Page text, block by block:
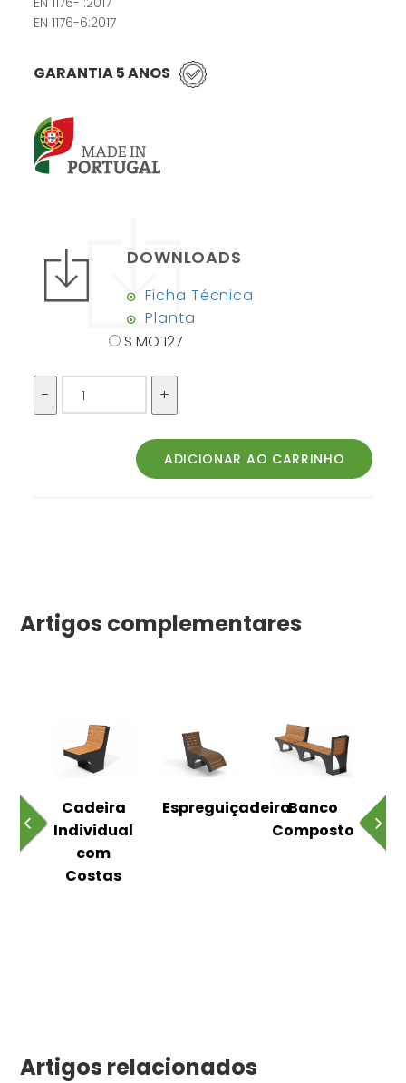
EN 1176-6:2017
GARANTIA 5 ANOS
DOWNLOADS
Ficha Técnica
Planta
S MO 127
Artigos complementares
Cadeira
Individual
com
Costas
EspreguiçadeiraBanco
Composto
Artigos relacionados